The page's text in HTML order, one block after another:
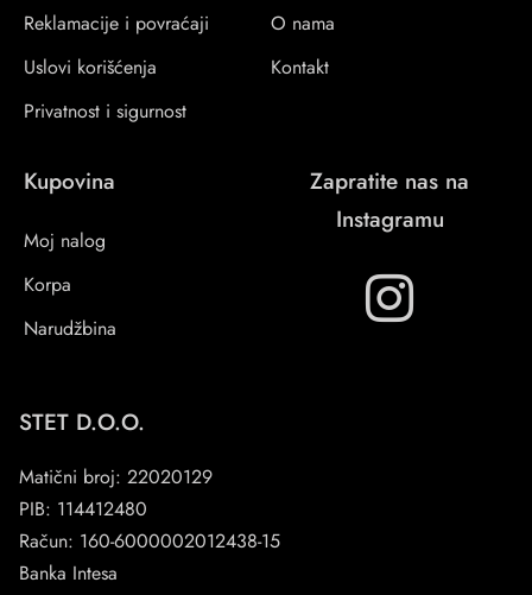
Reklamacije i povraćaji
Uslovi korišćenja
Privatnost i sigurnost
O nama
Kontakt
Kupovina
Moj nalog
Korpa
Narudžbina
Zapratite nas na
Instagramu
STET D.O.O.
Matični broj: 22020129
PIB: 114412480
Račun: 160-6000002012438-15
Banka Intesa